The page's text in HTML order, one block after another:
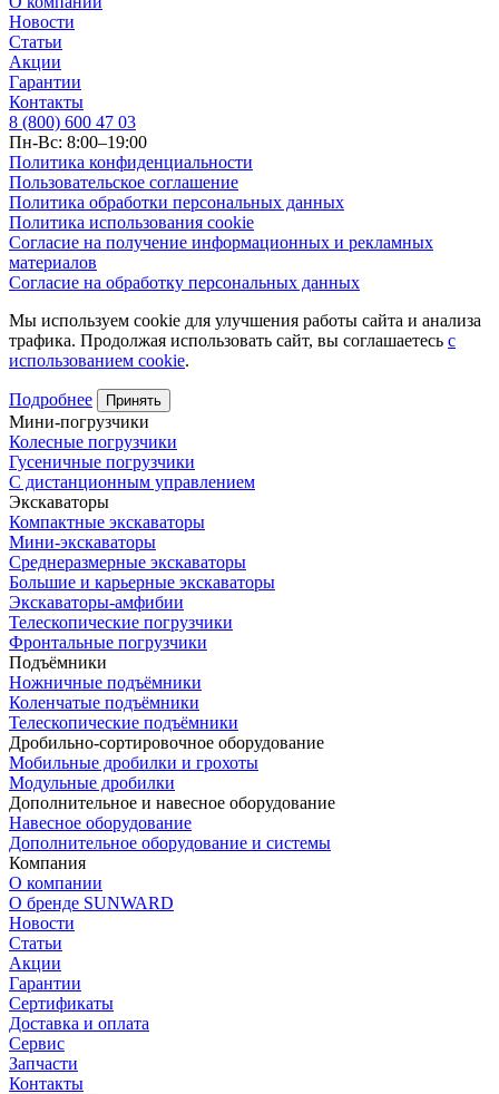
Новости
Статьи
Акции
Гарантии
Контакты
8 (800) 600 47 03
Пн-Вс: 8:00–19:00
Политика конфиденциальности
Пользовательское соглашение
Политика обработки персональных данных
Политика использования cookie
Согласие на получение информационных и рекламных
материалов
Согласие на обработку персональных данных
Мы используем cookie для улучшения работы сайта и анализа
трафика. Продолжая использовать сайт, вы соглашаетесь с
использованием cookie.
Подробнее Принять
Мини-погрузчики
Колесные погрузчики
Гусеничные погрузчики
С дистанционным управлением
Экскаваторы
Компактные экскаваторы
Мини-экскаваторы
Среднеразмерные экскаваторы
Большие и карьерные экскаваторы
Экскаваторы-амфибии
Телескопические погрузчики
Фронтальные погрузчики
Подъёмники
Ножничные подъёмники
Коленчатые подъёмники
Телескопические подъёмники
Дробильно-сортировочное оборудование
Мобильные дробилки и грохоты
Модульные дробилки
Дополнительное и навесное оборудование
Навесное оборудование
Дополнительное оборудование и системы
Компания
О компании
О бренде SUNWARD
Новости
Статьи
Акции
Гарантии
Сертификаты
Доставка и оплата
Сервис
Запчасти
Контакты